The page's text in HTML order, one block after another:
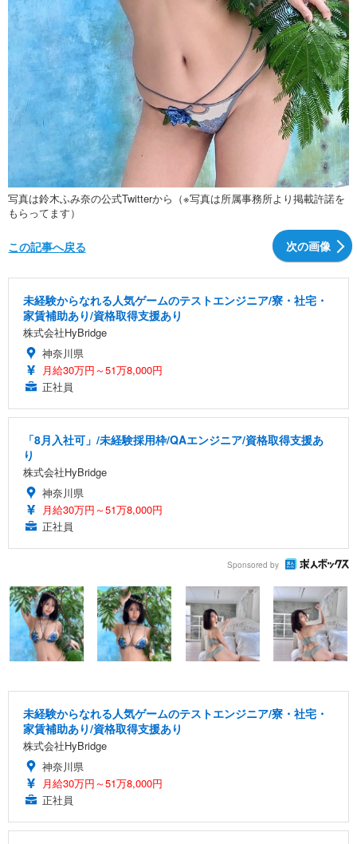
写真は鈴木ふみ奈の公式Twitterから（※写真は所属事務所より掲載許諾を
もらってます）
次の画像
この記事へ戻る
未経験からなれる人気ゲームのテストエンジニア/寮・社宅・
家賃補助あり/資格取得支援あり
株式会社HyBridge
神奈川県
月給30万円～51万8,000円
正社員
「8月入社可」/未経験採用枠/QAエンジニア/資格取得支援あ
り
株式会社HyBridge
神奈川県
月給30万円～51万8,000円
正社員
Sponsored by
未経験からなれる人気ゲームのテストエンジニア/寮・社宅・
家賃補助あり/資格取得支援あり
株式会社HyBridge
神奈川県
月給30万円～51万8,000円
正社員